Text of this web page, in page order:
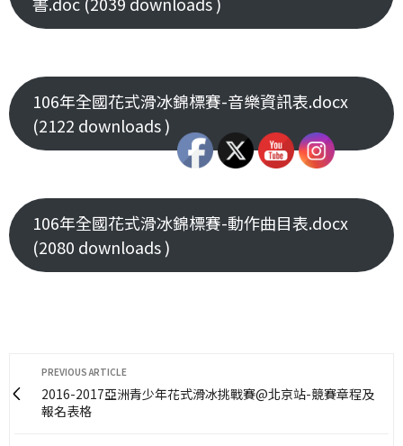
106年全國花式滑冰錦標賽-音樂資訊表.docx
(2122 downloads )
106年全國花式滑冰錦標賽-動作曲目表.docx
(2080 downloads )
PREVIOUS ARTICLE
2016-2017亞洲青少年花式滑冰挑戰賽@北京站-競賽章程及
報名表格